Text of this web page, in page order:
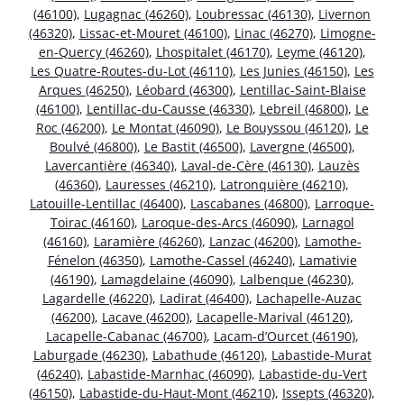
(46100), Lugagnac (46260), Loubressac (46130), Livernon
(46320), Lissac-et-Mouret (46100), Linac (46270), Limogne-
en-Quercy (46260), Lhospitalet (46170), Leyme (46120),
Les Quatre-Routes-du-Lot (46110), Les Junies (46150), Les
Arques (46250), Léobard (46300), Lentillac-Saint-Blaise
(46100), Lentillac-du-Causse (46330), Lebreil (46800), Le
Roc (46200), Le Montat (46090), Le Bouyssou (46120), Le
Boulvé (46800), Le Bastit (46500), Lavergne (46500),
Lavercantière (46340), Laval-de-Cère (46130), Lauzès
(46360), Lauresses (46210), Latronquière (46210),
Latouille-Lentillac (46400), Lascabanes (46800), Larroque-
Toirac (46160), Laroque-des-Arcs (46090), Larnagol
(46160), Laramière (46260), Lanzac (46200), Lamothe-
Fénelon (46350), Lamothe-Cassel (46240), Lamativie
(46190), Lamagdelaine (46090), Lalbenque (46230),
Lagardelle (46220), Ladirat (46400), Lachapelle-Auzac
(46200), Lacave (46200), Lacapelle-Marival (46120),
Lacapelle-Cabanac (46700), Lacam-d’Ourcet (46190),
Laburgade (46230), Labathude (46120), Labastide-Murat
(46240), Labastide-Marnhac (46090), Labastide-du-Vert
(46150), Labastide-du-Haut-Mont (46210), Issepts (46320),